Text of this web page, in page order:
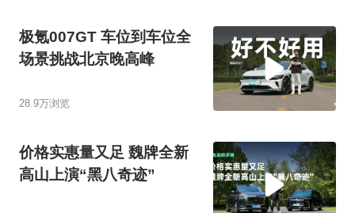
极氪007GT 车位到车位全
场景挑战北京晚高峰
28.9万浏览
价格实惠量又足 魏牌全新
高山上演“黑八奇迹”